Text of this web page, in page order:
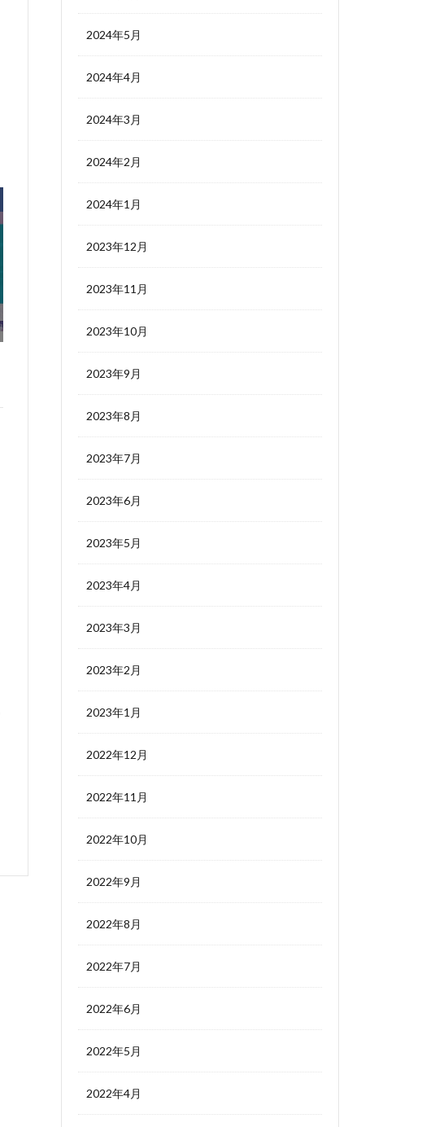
2024年5月
2024年4月
2024年3月
2024年2月
2024年1月
2023年12月
2023年11月
2023年10月
2023年9月
2023年8月
2023年7月
2023年6月
2023年5月
2023年4月
2023年3月
2023年2月
2023年1月
2022年12月
2022年11月
2022年10月
2022年9月
2022年8月
2022年7月
2022年6月
2022年5月
2022年4月